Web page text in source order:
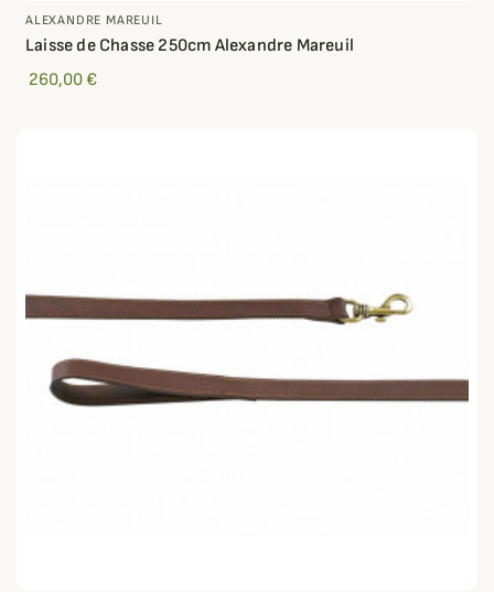
ALEXANDRE MAREUIL
Laisse de Chasse 250cm Alexandre Mareuil
260,00 €